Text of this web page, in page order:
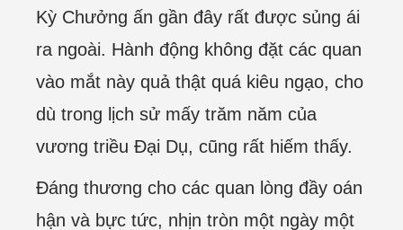
Kỳ Chưởng ấn gần đây rất được sủng ái
ra ngoài. Hành động không đặt các quan
vào mắt này quả thật quá kiêu ngạo, cho
dù trong lịch sử mấy trăm năm của
vương triều Đại Dụ, cũng rất hiếm thấy.
Đáng thương cho các quan lòng đầy oán
hận và bực tức, nhịn tròn một ngày một